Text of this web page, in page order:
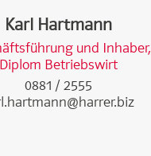
Karl Hartmann
und Inhaber,
Diplom Betriebswirt
0881 / 2555